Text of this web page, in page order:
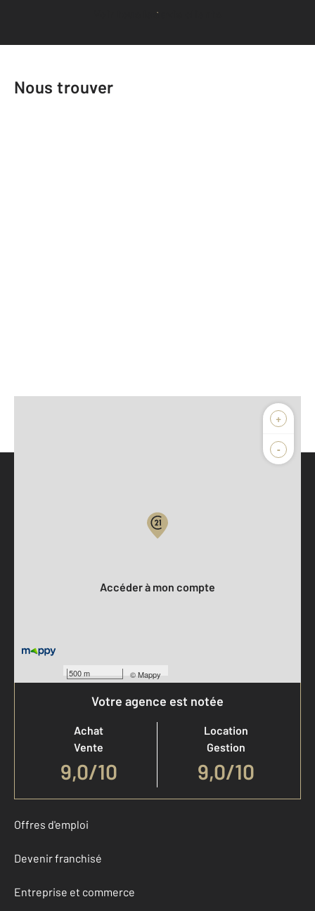
Voir tous les avis clients
Nous trouver
+
-
500 m ©Mappy
Accéder à mon compte
Votre agence est notée
Achat
Vente
9,0/10
Location
Gestion
9,0/10
Offres d'emploi
Devenir franchisé
Entreprise et commerce